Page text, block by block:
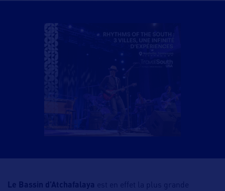
Le Bassin d’Atchafalaya est en effet la plus grande